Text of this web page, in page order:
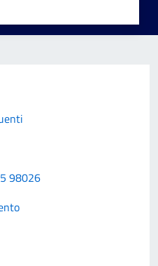
98026